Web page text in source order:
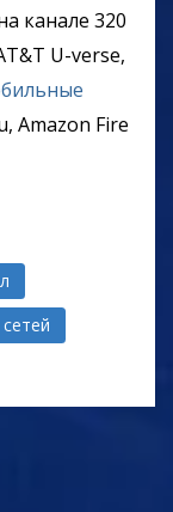
канале 320
U-verse,
Amazon Fire